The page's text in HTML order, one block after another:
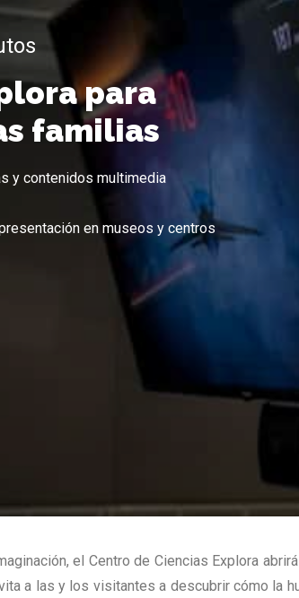
para
familias
y contenidos multimedia
en museos y centros
el Centro de Ciencias Explora
a las y los visitantes a descubrir cómo la